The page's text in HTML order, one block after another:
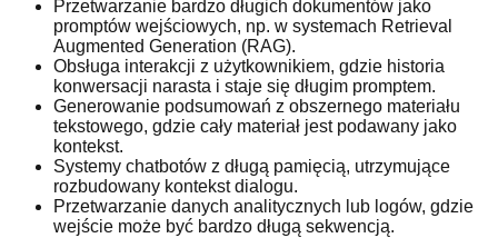
Przetwarzanie bardzo długich dokumentów jako
promptów wejściowych, np. w systemach Retrieval
Augmented Generation (RAG).
Obsługa interakcji z użytkownikiem, gdzie historia
konwersacji narasta i staje się długim promptem.
Generowanie podsumowań z obszernego materiału
tekstowego, gdzie cały materiał jest podawany jako
kontekst.
Systemy chatbotów z długą pamięcią, utrzymujące
rozbudowany kontekst dialogu.
Przetwarzanie danych analitycznych lub logów, gdzie
wejście może być bardzo długą sekwencją.